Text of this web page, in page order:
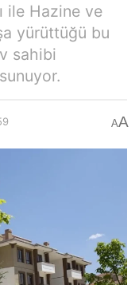
ile Hazine ve
yürüttüğü bu
sahibi
AA